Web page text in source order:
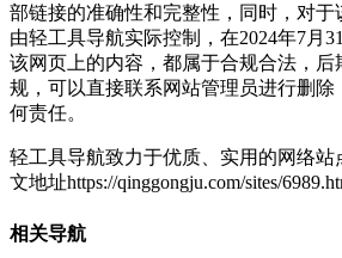
部链接的准确性和完整性，同时，对于
由轻工具导航实际控制，在2024年7月
该网页上的内容，都属于合规合法，后
规，可以直接联系网站管理员进行删
何责任。
轻工具导航致力于优质、实用的网络站
文地址https://qinggongju.com/sites/
相关导航